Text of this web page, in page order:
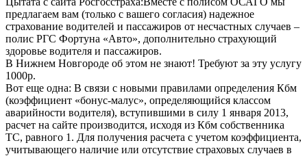
предлагаем вам (только с вашего согласия) надежное
страхование водителей и пассажиров от несчастных случаев –
полис РГС Фортуна «Авто», дополнительно страхующий
здоровье водителя и пассажиров.
В Нижнем Новгороде об этом не знают! Требуют за эту услугу
1000р.
Вот еще одна: В связи с новыми правилами определения Кбм
(коэффициент «бонус-малус», определяющийся классом
аварийности водителя), вступившими в силу 1 января 2013,
расчет на сайте производится, исходя из Кбм собственника
ТС, равного 1. Для получения расчета с учетом коэффициента,
учитывающего наличие или отсутствие страховых случаев в